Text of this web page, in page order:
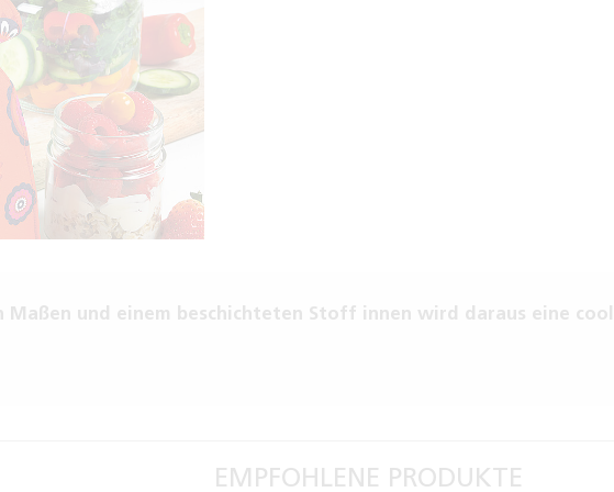
Maßen und einem beschichteten Stoff innen wird daraus eine
EMPFOHLENE PRODUKTE